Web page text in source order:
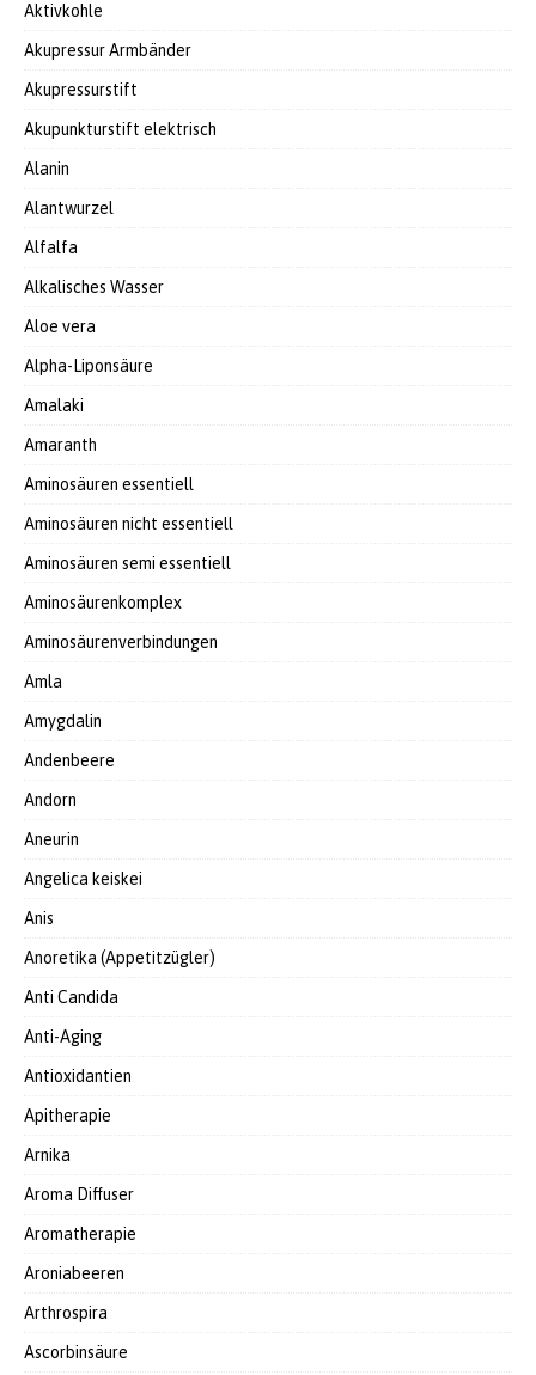
Aktivkohle
Akupressur Armbänder
Akupressurstift
Akupunkturstift elektrisch
Alanin
Alantwurzel
Alfalfa
Alkalisches Wasser
Aloe vera
Alpha-Liponsäure
Amalaki
Amaranth
Aminosäuren essentiell
Aminosäuren nicht essentiell
Aminosäuren semi essentiell
Aminosäurenkomplex
Aminosäurenverbindungen
Amla
Amygdalin
Andenbeere
Andorn
Aneurin
Angelica keiskei
Anis
Anoretika (Appetitzügler)
Anti Candida
Anti-Aging
Antioxidantien
Apitherapie
Arnika
Aroma Diffuser
Aromatherapie
Aroniabeeren
Arthrospira
Ascorbinsäure